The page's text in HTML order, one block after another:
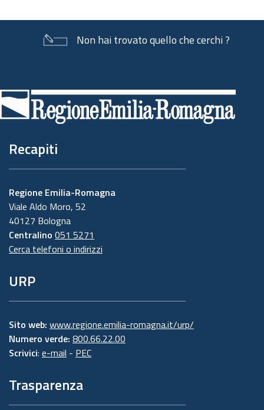
Non hai trovato quello che cerchi ?
di
pagina
Recapiti
Regione Emilia-Romagna
Viale Aldo Moro, 52
40127 Bologna
Centralino 051 5271
Cerca telefoni o indirizzi
URP
Sito web: www.regione.emilia-romagna.it/urp/
Numero verde: 800.66.22.00
Scrivici: e-mail - PEC
Trasparenza